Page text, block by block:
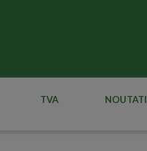
TVA NOUTATI